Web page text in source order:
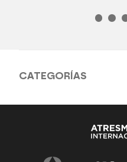
CATEGORÍAS
Antena 3 Noticias
Tu cara me suena